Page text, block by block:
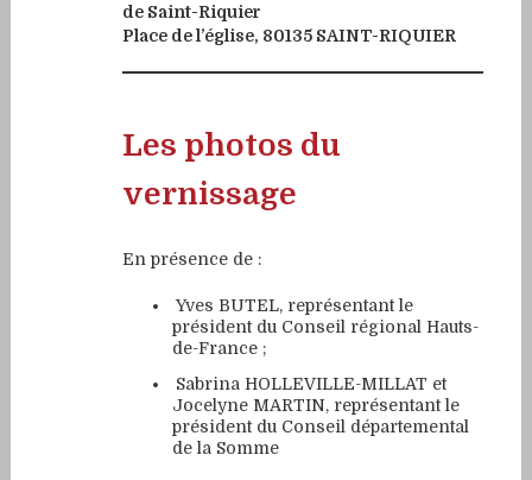
de Saint-Riquier
Place de l’église, 80135 SAINT-RIQUIER
Les photos du
vernissage
En présence de :
Yves BUTEL, représentant le
président du Conseil régional Hauts-
de-France ;
Sabrina HOLLEVILLE-MILLAT et
Jocelyne MARTIN, représentant le
président du Conseil départemental
de la Somme